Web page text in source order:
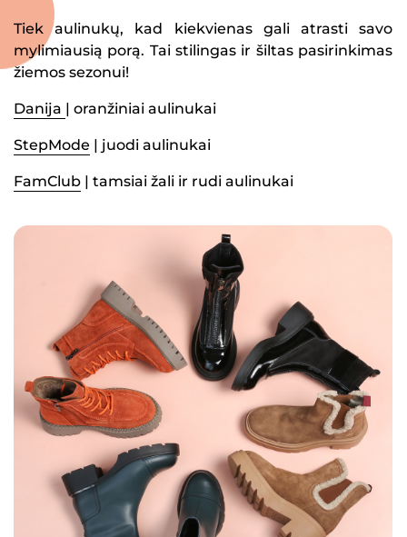
Tiek aulinukų, kad kiekvienas gali atrasti savo
mylimiausią porą. Tai stilingas ir šiltas pasirinkimas
žiemos sezonui!
Danija | oranžiniai aulinukai
StepMode | juodi aulinukai
FamClub | tamsiai žali ir rudi aulinukai